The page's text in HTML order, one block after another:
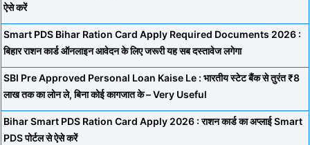
ऐसे करें
Smart PDS Bihar Ration Card Apply Required Documents 2026 :
बिहार राशन कार्ड ऑनलाइन आवेदन के लिए जरूरी यह सब दस्तावेज लगेगा
SBI Pre Approved Personal Loan Kaise Le : भारतीय स्टेट बैंक से तुरंत ₹8
लाख तक का लोन ले, बिना कोई कागजात के – Very Useful
Bihar Smart PDS Ration Card Apply 2026 : राशन कार्ड का अप्लाई Smart
PDS पोर्टल से ऐसे करें